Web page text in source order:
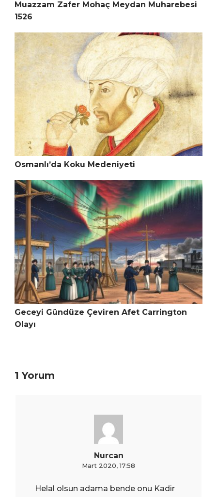
Muazzam Zafer Mohaç Meydan Muharebesi
1526
Osmanlı’da Koku Medeniyeti
Geceyi Gündüze Çeviren Afet Carrington
Olayı
1 Yorum
Nurcan
Mart 2020, 17:58
Helal olsun adama bende onu Kadir